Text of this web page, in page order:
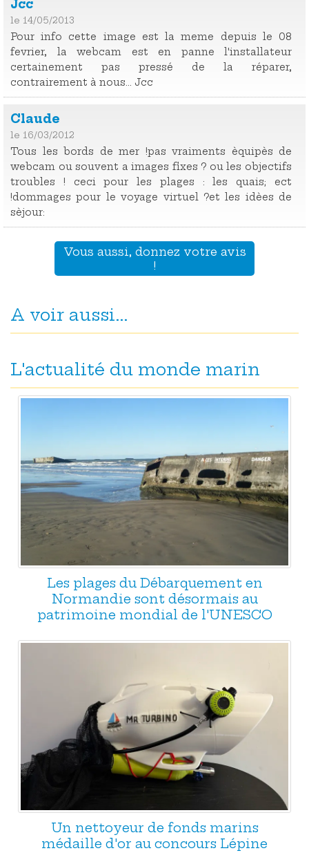
Jcc
le 14/05/2013
Pour info cette image est la meme depuis le 08
fevrier, la webcam est en panne l'installateur
certainement pas pressé de la réparer,
contrairement à nous... Jcc
Claude
le 16/03/2012
Tous les bords de mer !pas vraiments èquipès de
webcam ou souvent a images fixes ? ou les objectifs
troubles ! ceci pour les plages : les quais; ect
!dommages pour le voyage virtuel ?et les idèes de
sèjour:
Vous aussi, donnez votre avis
!
A voir aussi...
L'actualité du monde marin
Les plages du Débarquement en
Normandie sont désormais au
patrimoine mondial de l'UNESCO
Un nettoyeur de fonds marins
médaille d'or au concours Lépine